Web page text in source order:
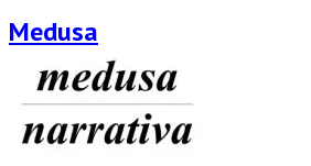
Medusa